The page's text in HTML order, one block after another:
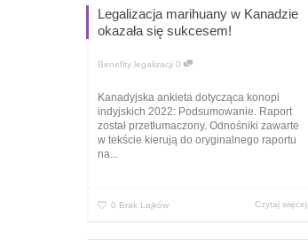
Legalizacja marihuany w Kanadzie
okazała się sukcesem!
Benefity legalizacji 0
Kanadyjska ankieta dotycząca konopi
indyjskich 2022: Podsumowanie. Raport
został przetłumaczony. Odnośniki zawarte
w tekście kierują do oryginalnego raportu
na...
0 Brak Lajków Czytaj więcej